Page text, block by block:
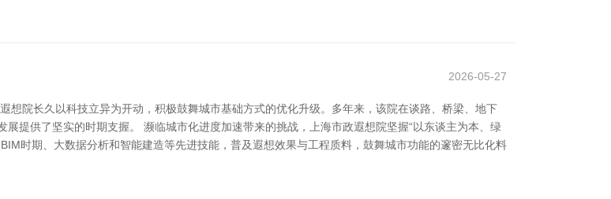
2026-05-27
想院长久以科技立异为开动，积极鼓舞城市基础方式的优化升级。多年来，该院在谈路、桥梁、地下
提供了坚实的时期支握。 濒临城市化进度加速带来的挑战，上海市政遐想院坚握“以东谈主为本、绿
时期、大数据分析和智能建造等先进技能，普及遐想效果与工程质料，鼓舞城市功能的邃密无比化料